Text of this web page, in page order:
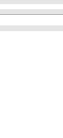
form